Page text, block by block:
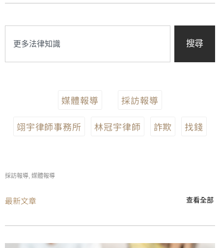
搜尋
媒體報導 採訪報導
翊宇律師事務所 林冠宇律師 詐欺 找錢
採訪報導, 媒體報導
最新文章 查看全部